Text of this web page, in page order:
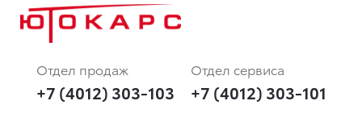
Отдел продаж
+7 (4012) 303-103
Отдел сервиса
+7 (4012) 303-101